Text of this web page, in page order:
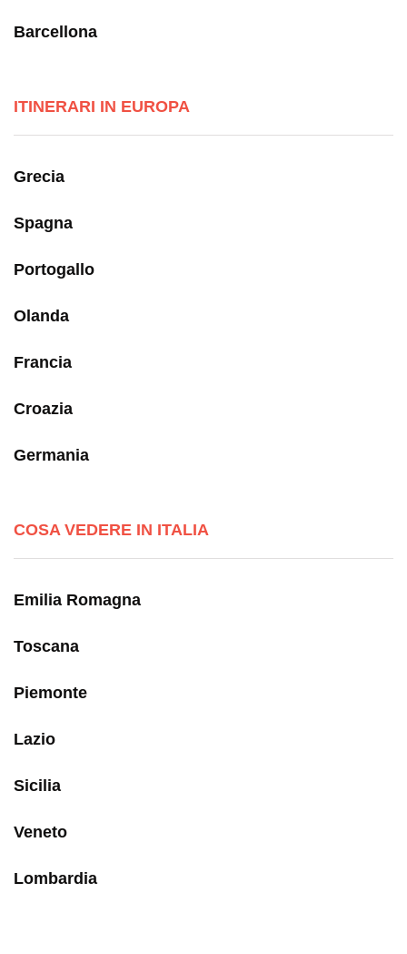
Barcellona
ITINERARI IN EUROPA
Grecia
Spagna
Portogallo
Olanda
Francia
Croazia
Germania
COSA VEDERE IN ITALIA
Emilia Romagna
Toscana
Piemonte
Lazio
Sicilia
Veneto
Lombardia